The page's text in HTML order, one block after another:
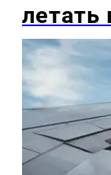
летать